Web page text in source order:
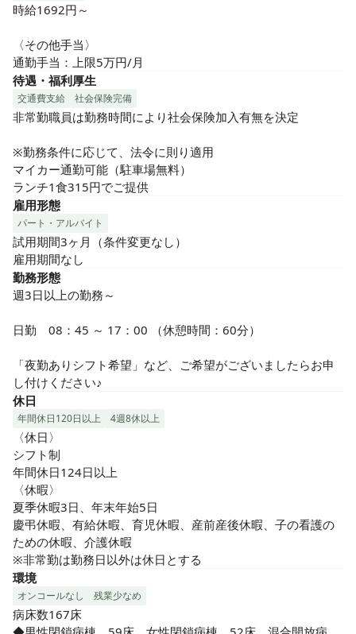
時給1692円～
〈その他手当〉
通勤手当：上限5万円/月
待遇・福利厚生
交通費支給 社会保険完備
非常勤職員は勤務時間により社会保険加入有無を決定
※勤務条件に応じて、法令に則り適用
マイカー通勤可能（駐車場無料）
ランチ1食315円でご提供
雇用形態
パート・アルバイト
試用期間3ヶ月（条件変更なし）
雇用期間なし
勤務形態
週3日以上の勤務～
日勤　08：45 ～ 17：00 （休憩時間：60分）
「夜勤ありシフト希望」など、ご希望がございましたらお申
し付けください♪
休日
年間休日120日以上 4週8休以上
〈休日〉
シフト制
年間休日124日以上
〈休暇〉
夏季休暇3日、年末年始5日
慶弔休暇、有給休暇、育児休暇、産前産後休暇、子の看護の
ための休暇、介護休暇
※非常勤は勤務日以外は休日とする
環境
オンコールなし 残業少なめ
病床数167床